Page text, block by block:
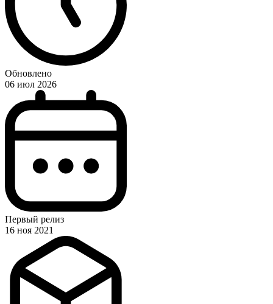
Обновлено
06 июл 2026
Первый релиз
16 ноя 2021